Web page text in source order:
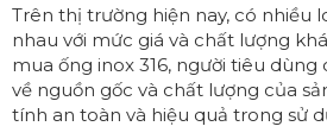
Trên thị trường hiện nay, có nhiều
nhau với mức giá và chất lượng
mua ống inox 316, người tiêu
về nguồn gốc và chất lượng của
tính an toàn và hiệu quả trong sử